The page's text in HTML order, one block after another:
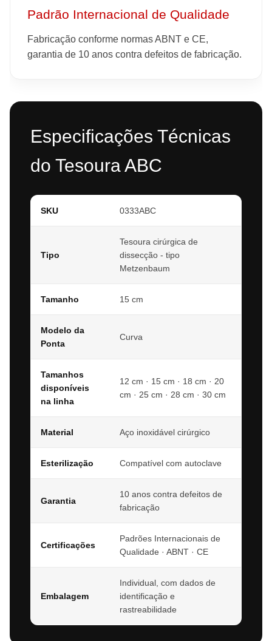
Padrão Internacional de Qualidade
Fabricação conforme normas ABNT e CE,
garantia de 10 anos contra defeitos de fabricação.
Especificações Técnicas
do Tesoura ABC
SKU 0333ABC
Tipo
Tesoura cirúrgica de
dissecção - tipo
Metzenbaum
Tamanho 15 cm
Modelo da
Ponta
Curva
Tamanhos
disponíveis
na linha
12 cm · 15 cm · 18 cm · 20
cm · 25 cm · 28 cm · 30 cm
Material Aço inoxidável cirúrgico
Esterilização Compatível com autoclave
Garantia
10 anos contra defeitos de
fabricação
Certificações
Padrões Internacionais de
Qualidade · ABNT · CE
Embalagem
Individual, com dados de
identificação e
rastreabilidade